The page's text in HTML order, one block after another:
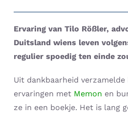
€ 19,95.
Ervaring van Tilo Rößler,
Duitsland wiens leven
regulier spoedig ten einde
Uit dankbaarheid verzamelde
ervaringen met Memon en
ze in een boekje. Het is lang